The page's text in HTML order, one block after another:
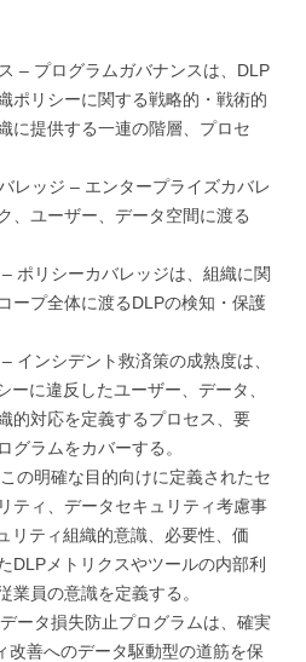
– プログラムガバナンスは、DLP
ポリシーに関する戦略的・戦術的
に提供する一連の階層、プロセ
レッジ – エンタープライズカバレ
、ユーザー、データ空間に渡る
ポリシーカバレッジは、組織に関
ープ全体に渡るDLPの検知・保護
インシデント救済策の成熟度は、
に違反したユーザー、データ、
的対応を定義するプロセス、要
グラムをカバーする。
の明確な目的向けに定義されたセ
ティ、データセキュリティ考慮事
リティ組織的意識、必要性、価
DLPメトリクスやツールの内部利
業員の意識を定義する。
ータ損失防止プログラムは、確実
改善へのデータ駆動型の道筋を保